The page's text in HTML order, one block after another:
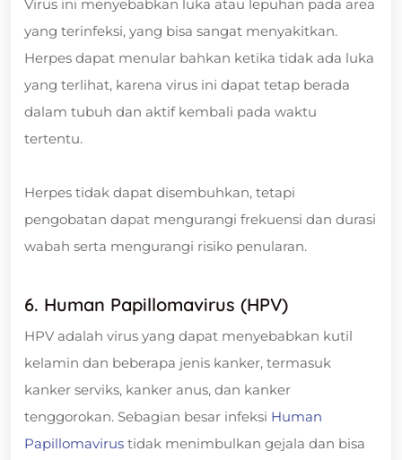
Virus ini menyebabkan luka atau lepuhan pada area
yang terinfeksi, yang bisa sangat menyakitkan.
Herpes dapat menular bahkan ketika tidak ada luka
yang terlihat, karena virus ini dapat tetap berada
dalam tubuh dan aktif kembali pada waktu
tertentu.
Herpes tidak dapat disembuhkan, tetapi
pengobatan dapat mengurangi frekuensi dan durasi
wabah serta mengurangi risiko penularan.
6. Human Papillomavirus (HPV)
HPV adalah virus yang dapat menyebabkan kutil
kelamin dan beberapa jenis kanker, termasuk
kanker serviks, kanker anus, dan kanker
tenggorokan. Sebagian besar infeksi Human
Papillomavirus tidak menimbulkan gejala dan bisa